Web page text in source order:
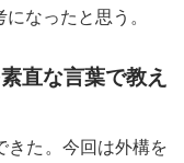
なったと思う。
直な言葉で教え
きた。今回は外構を